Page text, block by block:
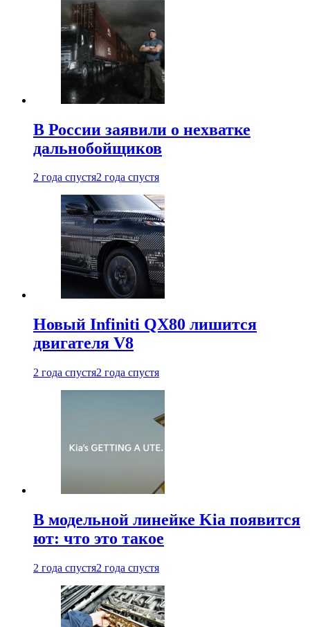
В России заявили о нехватке
дальнобойщиков
2 года спустя2 года спустя
Новый Infiniti QX80 лишится
двигателя V8
2 года спустя2 года спустя
В модельной линейке Kia появится
ют: что это такое
2 года спустя2 года спустя